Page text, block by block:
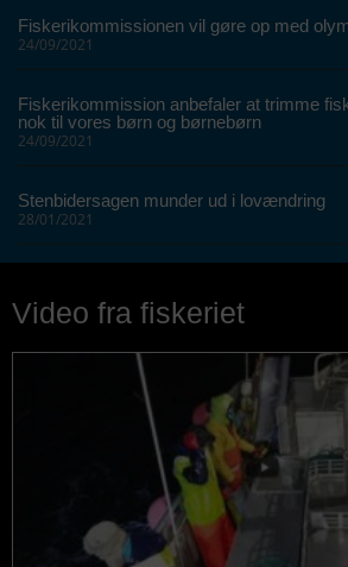
Fiskerikommissionen vil gøre op med
24/09/2021
Fiskerikommission anbefaler at trimme
nok til vores børn og børnebørn
24/09/2021
Stenbidersagen munder ud i lovændring
28/01/2021
Video fra fiskeriet